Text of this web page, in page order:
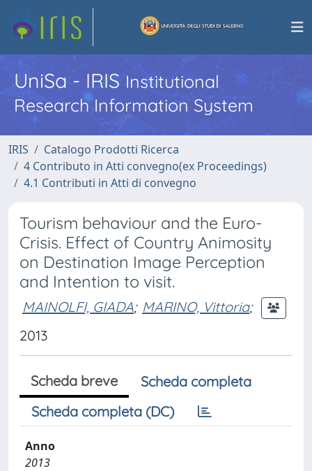
UniSa - IRISInstitutional
Research Information System
IRIS
Catalogo Prodotti Ricerca
4 Contributo in Atti convegno(ex Proceedings)
4.1 Contributi in Atti di convegno
Tourism behaviour and the Euro-
Crisis. Effect of Country Animosity
on Destination Image Perception
and Intention to visit.
MAINOLFI, GIADA; MARINO, Vittoria;
2013
Scheda breve
Scheda completa
Scheda completa (DC)
Anno
2013